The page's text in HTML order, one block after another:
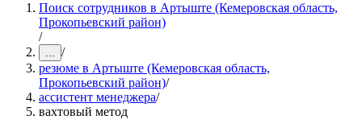
Поиск сотрудников в Артыште (Кемеровская область,
Прокопьевский район)
/
... /
резюме в Артыште (Кемеровская область,
Прокопьевский район)/
ассистент менеджера/
вахтовый метод